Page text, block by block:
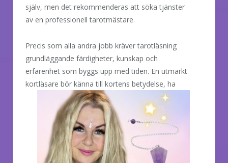
själv, men det rekommenderas att söka tjänster
av en professionell tarotmästare.
Precis som alla andra jobb kräver tarotläsning
grundläggande färdigheter, kunskap och
erfarenhet som byggs upp med tiden. En utmärkt
kortläsare bör känna till kortens betydelse, ha